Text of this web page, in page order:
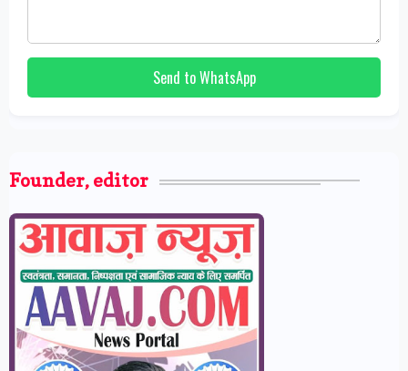
Send to WhatsApp
Founder, editor